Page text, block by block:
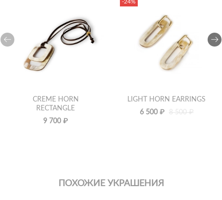
CREME HORN
RECTANGLE
9 700 ₽
-24%
LIGHT HORN EARRINGS
6 500 ₽ 8 500 ₽
ПОХОЖИЕ УКРАШЕНИЯ